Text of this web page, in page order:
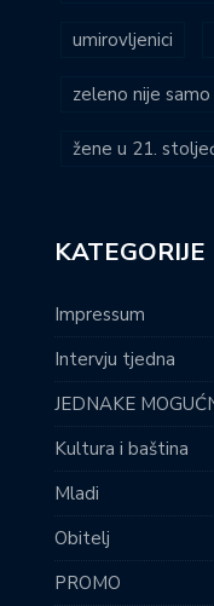
umirovljenici
zeleno nije
žene u 21.
KATEGORIJE
Impressum
Intervju tjedna
JEDNAKE
Kultura i baština
Mladi
Obitelj
PROMO